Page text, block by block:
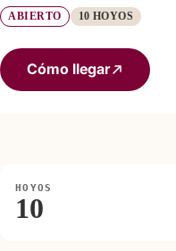
ABIERTO 10 HOYOS
Cómo llegar
HOYOS
10